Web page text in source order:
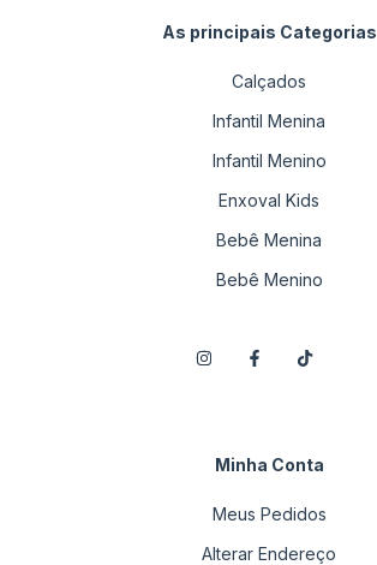
As principais Categorias
Calçados
Infantil Menina
Infantil Menino
Enxoval Kids
Bebê Menina
Bebê Menino
Minha Conta
Meus Pedidos
Alterar Endereço